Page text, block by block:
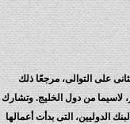
على التوالى، مرجعًا ذلك
لاسيما من دول الخليج. وتشارك
الدوليين، التى بدأت أعمالها